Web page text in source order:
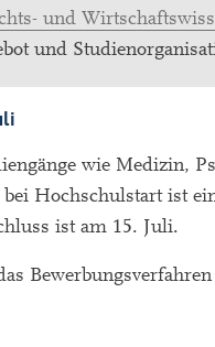
und
und
wie Medizin,
Hochschulstart ist
ist am 15. Juli.